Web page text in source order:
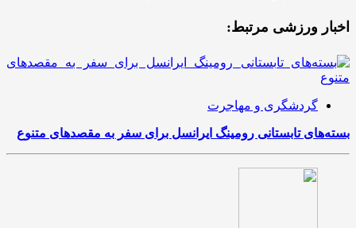
اخبار ورزشی مرتبط:
گردشگری و مهاجرت
بسته‌های تابستانی رومینگ ایرانسل برای سفر به مقصدهای متنوع